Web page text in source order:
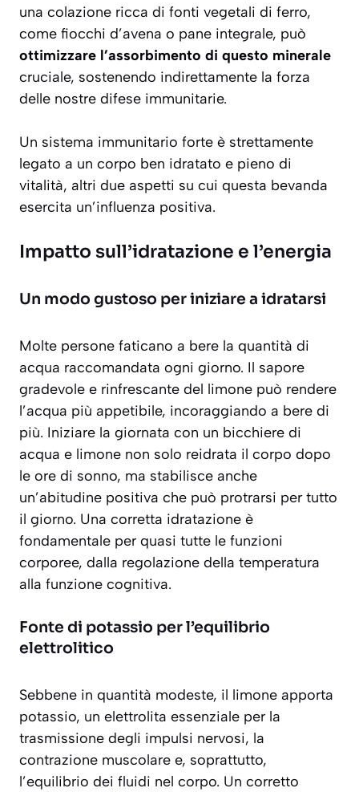
una colazione ricca di fonti vegetali di ferro,
come fiocchi d’avena o pane integrale, può
ottimizzare l’assorbimento di questo minerale
cruciale, sostenendo indirettamente la forza
delle nostre difese immunitarie.
Un sistema immunitario forte è strettamente
legato a un corpo ben idratato e pieno di
vitalità, altri due aspetti su cui questa bevanda
esercita un’influenza positiva.
Impatto sull’idratazione e l’energia
Un modo gustoso per iniziare a idratarsi
Molte persone faticano a bere la quantità di
acqua raccomandata ogni giorno. Il sapore
gradevole e rinfrescante del limone può rendere
l’acqua più appetibile, incoraggiando a bere di
più. Iniziare la giornata con un bicchiere di
acqua e limone non solo reidrata il corpo dopo
le ore di sonno, ma stabilisce anche
un’abitudine positiva che può protrarsi per tutto
il giorno. Una corretta idratazione è
fondamentale per quasi tutte le funzioni
corporee, dalla regolazione della temperatura
alla funzione cognitiva.
Fonte di potassio per l’equilibrio
elettrolitico
Sebbene in quantità modeste, il limone apporta
potassio, un elettrolita essenziale per la
trasmissione degli impulsi nervosi, la
contrazione muscolare e, soprattutto,
l’equilibrio dei fluidi nel corpo. Un corretto